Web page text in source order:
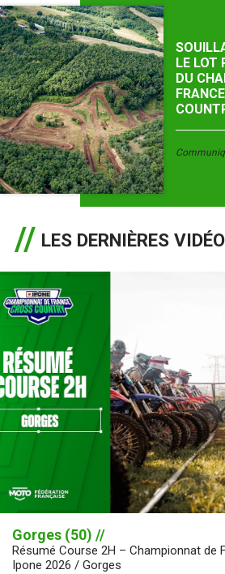
LE LOT
DU
LES DERNIÈRES
Gorges (50) //
Résumé Course 2H – Championnat de
Ipone 2026 / Gorges